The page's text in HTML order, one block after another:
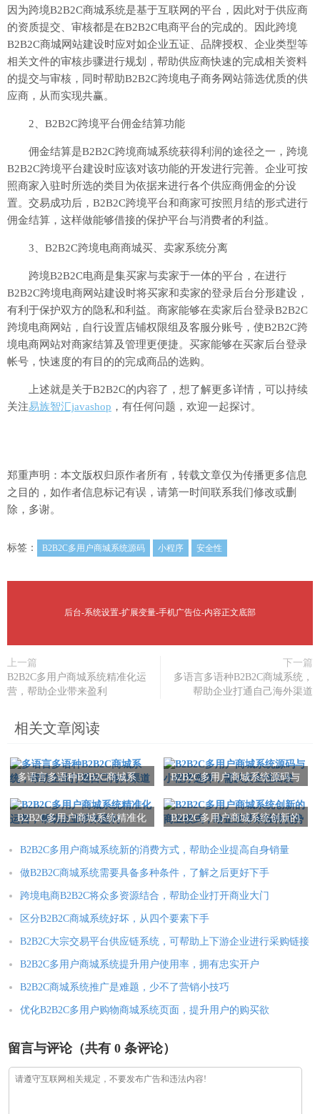
因为跨境B2B2C商城系统是基于互联网的平台，因此对于供应商
的资质提交、审核都是在B2B2C电商平台的完成的。因此跨境
B2B2C商城网站建设时应对如企业五证、品牌授权、企业类型等
相关文件的审核步骤进行规划，帮助供应商快速的完成相关资料
的提交与审核，同时帮助B2B2C跨境电子商务网站筛选优质的供
应商，从而实现共赢。
2、B2B2C跨境平台佣金结算功能
佣金结算是B2B2C跨境商城系统获得利润的途径之一，跨境
B2B2C跨境平台建设时应该对该功能的开发进行完善。企业可按
照商家入驻时所选的类目为依据来进行各个供应商佣金的分设
置。交易成功后，B2B2C跨境平台和商家可按照月结的形式进行
佣金结算，这样做能够借接的保护平台与消费者的利益。
3、B2B2C跨境电商商城买、卖家系统分离
跨境B2B2C电商是集买家与卖家于一体的平台，在进行
B2B2C跨境电商网站建设时将买家和卖家的登录后台分形建设，
有利于保护双方的隐私和利益。商家能够在卖家后台登录B2B2C
跨境电商网站，自行设置店铺权限组及客服分账号，使B2B2C跨
境电商网站对商家结算及管理更便捷。买家能够在买家后台登录
帐号，快速度的有目的的完成商品的选购。
上述就是关于B2B2C的内容了，想了解更多详情，可以持续
关注易族智汇javashop ，有任何问题，欢迎一起探讨。
郑重声明：本文版权归原作者所有，转载文章仅为传播更多信息
之目的，如作者信息标记有误，请第一时间联系我们修改或删
除，多谢。
标签： B2B2C多用户商城系统源码 小程序 安全性
后台-系统设置-扩展变量-手机广告位-内容正文底部
上一篇
B2B2C多用户商城系统精准化运
营，帮助企业带来盈利
下一篇
多语言多语种B2B2C商城系统，
帮助企业打通自己海外渠道
相关文章阅读
多语言多语种B2B2C商城系
渠道
B2B2C多用户商城系统源码与
发
B2B2C多用户商城系统精准化
B2B2C多用户商城系统创新的
优势
B2B2C多用户商城系统新的消费方式，帮助企业提高自身销量
做B2B2C商城系统需要具备多种条件，了解之后更好下手
跨境电商B2B2C将众多资源结合，帮助企业打开商业大门
区分B2B2C商城系统好坏，从四个要素下手
B2B2C大宗交易平台供应链系统，可帮助上下游企业进行采购链接
B2B2C多用户商城系统提升用户使用率，拥有忠实开户
B2B2C商城系统推广是难题，少不了营销小技巧
优化B2B2C多用户购物商城系统页面，提升用户的购买欲
留言与评论（共有 0 条评论）